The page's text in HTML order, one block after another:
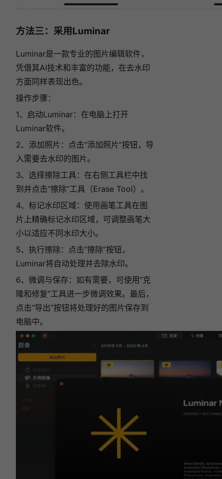
方法三：采用Luminar
Luminar是一款专业的图片编辑软件，
凭借其AI技术和丰富的功能，在去水印
方面同样表现出色。
操作步骤：
1、启动Luminar：在电脑上打开
Luminar软件。
2、添加照片：点击“添加照片”按钮，导
入需要去水印的图片。
3、选择擦除工具：在右侧工具栏中找
到并点击“擦除”工具（Erase Tool）。
4、标记水印区域：使用画笔工具在图
片上精确标记水印区域，可调整画笔大
小以适应不同水印大小。
5、执行擦除：点击“擦除”按钮，
Luminar将自动处理并去除水印。
6、微调与保存：如有需要，可使用“克
隆和修复”工具进一步微调效果。最后，
点击“导出”按钮将处理好的图片保存到
电脑中。